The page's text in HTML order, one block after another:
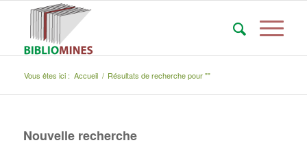
Vous êtes ici : Accueil / Résultats de recherche pour ""
Nouvelle recherche